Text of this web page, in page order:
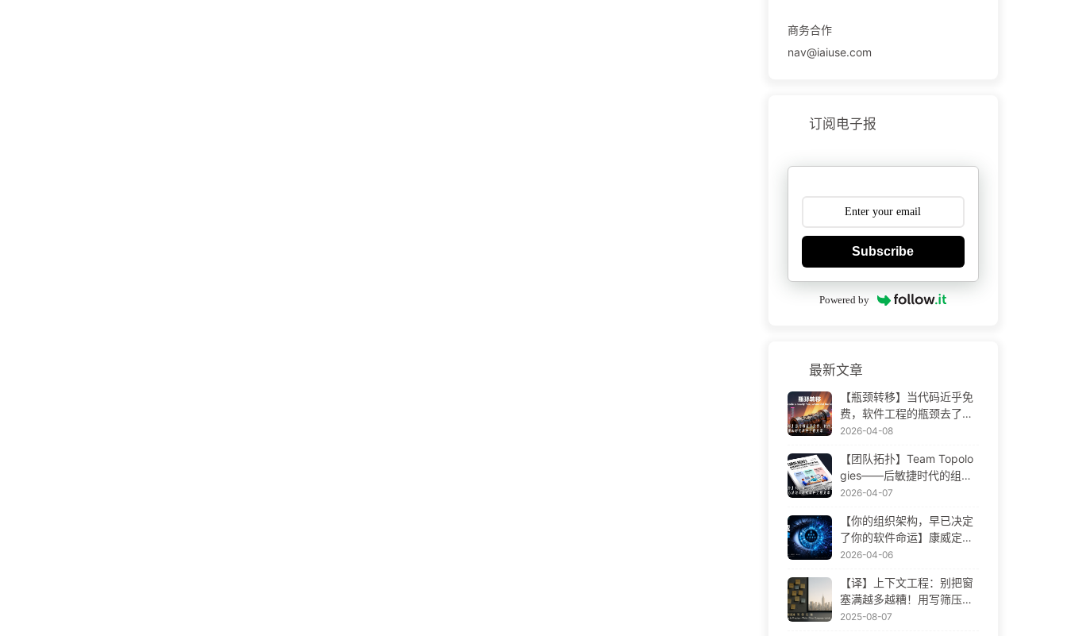
商务合作
nav@iaiuse.com
订阅电子报
Subscribe
Powered by
最新文章
【瓶颈转移】当代码近乎免
费，软件工程的瓶颈去了哪
里 AI 时代软件工程变革——
2026-04-08
【团队拓扑】Team Topolo
gies——后敏捷时代的组织
设计方法论 AI 时代软件工程
2026-04-07
【你的组织架构，早已决定
了你的软件命运】康威定律
——被低估了 56 年的管理
——慢慢学AI171
2026-04-06
【译】上下文工程：别把窗
塞满越多越糟！用写筛压隔
四步，警惕投毒干扰混淆冲
2025-08-07